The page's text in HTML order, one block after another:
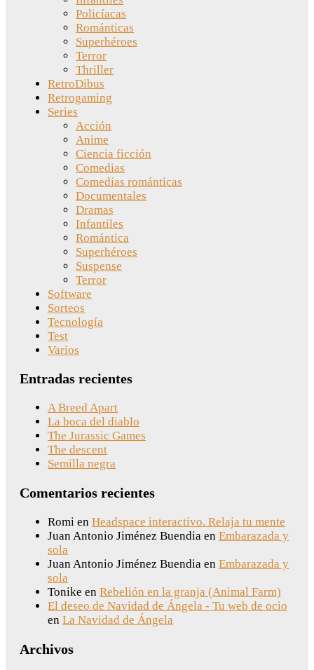
Policíacas
Románticas
Superhéroes
Terror
Thriller
RetroDibus
Retrogaming
Series
Acción
Anime
Ciencia ficción
Comedias
Comedias románticas
Documentales
Dramas
Infantiles
Romántica
Superhéroes
Suspense
Terror
Software
Sorteos
Tecnología
Test
Varios
Entradas recientes
A Breed Apart
La boca del diablo
The Jurassic Games
The descent
Semilla negra
Comentarios recientes
Romi en Headspace interactivo. Relaja tu mente
Juan Antonio Jiménez Buendia en Embarazada y
sola
Juan Antonio Jiménez Buendia en Embarazada y
sola
Tonike en Rebelión en la granja (Animal Farm)
El deseo de Navidad de Ángela - Tu web de ocio
en La Navidad de Ángela
Archivos